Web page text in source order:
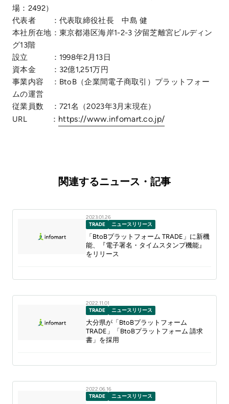
場：2492）
代表者 ：代表取締役社長 中島 健
本社所在地：東京都港区海岸1-2-3 汐留芝離宮ビルディン
グ13階
設立 ：1998年2月13日
資本金 ：32億1,251万円
事業内容 ：BtoB（企業間電子商取引）プラットフォー
ムの運営
従業員数 ：721名（2023年3月末現在）
URL ： https://www.infomart.co.jp/
関連するニュース・記事
2023.01.26
TRADE
ニュースリリース
「BtoBプラットフォーム TRADE」に新機
能、『電子署名・タイムスタンプ機能』
をリリース
2022.11.01
TRADE
ニュースリリース
大分県が「BtoBプラットフォーム
TRADE」「BtoBプラットフォーム 請求
書」を採用
2022.06.16
TRADE
ニュースリリース